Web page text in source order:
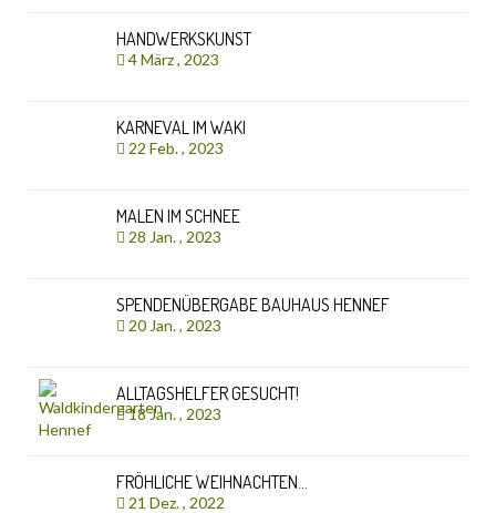
HANDWERKSKUNST
4 März , 2023
KARNEVAL IM WAKI
22 Feb. , 2023
MALEN IM SCHNEE
28 Jan. , 2023
SPENDENÜBERGABE BAUHAUS HENNEF
20 Jan. , 2023
ALLTAGSHELFER GESUCHT!
18 Jan. , 2023
FRÖHLICHE WEIHNACHTEN…
21 Dez. , 2022